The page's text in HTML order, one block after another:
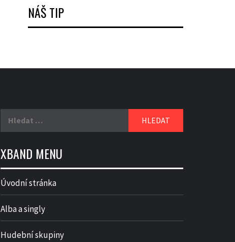
NÁŠ TIP
XBAND MENU
Úvodní stránka
Alba a singly
Hudební skupiny